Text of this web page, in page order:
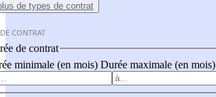
de types de contrat
CONTRAT
de contrat
minimale (en mois) Durée maximale (en mois)